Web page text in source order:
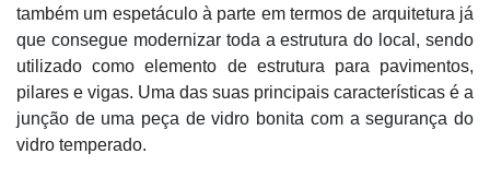
também um espetáculo à parte em termos de arquitetura já
que consegue modernizar toda a estrutura do local, sendo
utilizado como elemento de estrutura para pavimentos,
pilares e vigas. Uma das suas principais características é a
junção de uma peça de vidro bonita com a segurança do
vidro temperado.